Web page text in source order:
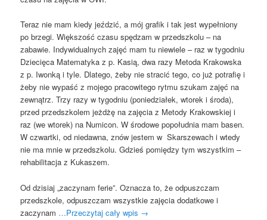
Teraz nie mam kiedy jeździć, a mój grafik i tak jest wypełniony
po brzegi. Większość czasu spędzam w przedszkolu – na
zabawie. Indywidualnych zajęć mam tu niewiele – raz w tygodniu
Dziecięca Matematyka z p. Kasią, dwa razy Metoda Krakowska
z p. Iwonką i tyle. Dlatego, żeby nie stracić tego, co już potrafię i
żeby nie wypaść z mojego pracowitego rytmu szukam zajęć na
zewnątrz. Trzy razy w tygodniu (poniedziałek, wtorek i środa),
przed przedszkolem jeżdżę na zajęcia z Metody Krakowskiej i
raz (we wtorek) na Numicon. W środowe popołudnia mam basen.
W czwartki, od niedawna, znów jestem w Skarszewach i wtedy
nie ma mnie w przedszkolu. Gdzieś pomiędzy tym wszystkim –
rehabilitacja z Kukaszem.
Od dzisiaj „zaczynam ferie”. Oznacza to, że odpuszczam
przedszkole, odpuszczam wszystkie zajęcia dodatkowe i
zaczynam …Przeczytaj cały wpis →